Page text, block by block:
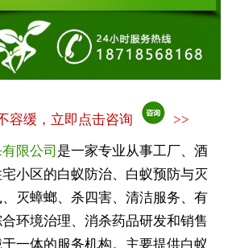
容缓，立即点击咨询 >>
限公司 是一家专业从事工厂、酒
小区的白蚁防治、白蚁预防与灭
灭蟑螂、杀四害、清洁服务、有
环境治理、消杀药品研发和销售
一体的服务机构。主要提供白蚁